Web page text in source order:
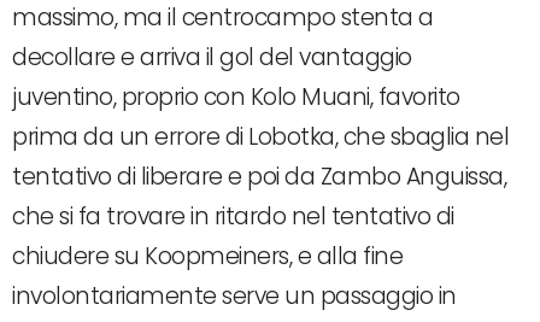
massimo, ma il centrocampo stenta a
decollare e arriva il gol del vantaggio
juventino, proprio con Kolo Muani, favorito
prima da un errore di Lobotka, che sbaglia nel
tentativo di liberare e poi da Zambo Anguissa,
che si fa trovare in ritardo nel tentativo di
chiudere su Koopmeiners, e alla fine
involontariamente serve un passaggio in